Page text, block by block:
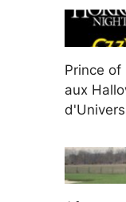
Prince
aux